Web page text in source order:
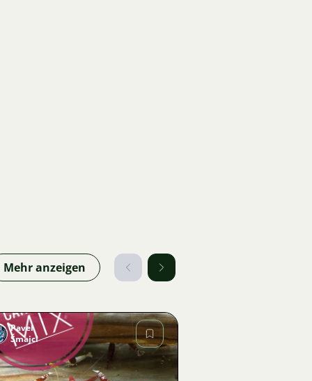
Mehr anzeigen
Pavel
Šmajcl